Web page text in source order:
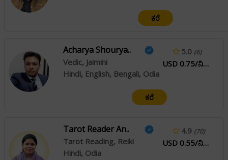
ಕರೆ
Acharya Shourya..
Vedic, Jaimini
Hindi, English, Bengali, Odia
5.0 (6)
USD 0.75/ನಿಮಿಷ
ಕರೆ
Tarot Reader An..
Tarot Reading, Reiki
Hindi, Odia
4.9 (70)
USD 0.55/ನಿಮಿಷ